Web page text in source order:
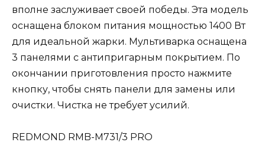
вполне заслуживает своей победы. Эта модель
оснащена блоком питания мощностью 1400 Вт
для идеальной жарки. Мультиварка оснащена
3 панелями с антипригарным покрытием. По
окончании приготовления просто нажмите
кнопку, чтобы снять панели для замены или
очистки. Чистка не требует усилий.
REDMOND RMB-M731/3 PRO